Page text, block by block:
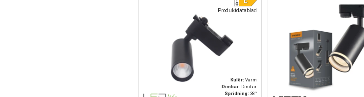
Produktdatablad
Kulör:Varm
Dimbar: Dimbar
Spridning: 38°